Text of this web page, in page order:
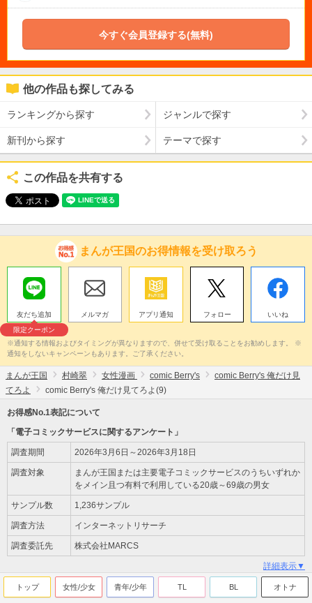
今すぐ会員登録する(無料)
他の作品も探してみる
ランキングから探す ジャンルで探す
新刊から探す テーマで探す
この作品を共有する
まんが王国のお得情報を受け取ろう
友だち追加
限定クーポン
メルマガ アプリ通知 フォロー いいね
※通知する情報およびタイミングが異なりますので、併せて受け取ることをお勧めします。 ※
通知をしないキャンペーンもあります。ご了承ください。
まんが王国 村崎翠 女性漫画 comic Berry's
comic Berry's 俺だけ見
てろよ
comic Berry's 俺だけ見てろよ(9)
お得感No.1表記について
「電子コミックサービスに関するアンケート」
調査期間 2026年3月6日～2026年3月18日
調査対象
まんが王国または主要電子コミックサービスのうちいずれか
をメイン且つ有料で利用している20歳～69歳の男女
サンプル数 1,236サンプル
調査方法 インターネットリサーチ
調査委託先 株式会社MARCS
詳細表示▼
トップ 女性/少女 青年/少年 TL BL オトナ